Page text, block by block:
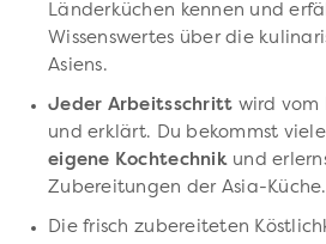
Länderküchen kennen und
Wissenswertes über die
Asiens.
Jeder Arbeitsschritt wird vom
und erklärt. Du bekommst
eigene Kochtechnikund
Zubereitungen der Asia-Küche.
Die frisch zubereiteten